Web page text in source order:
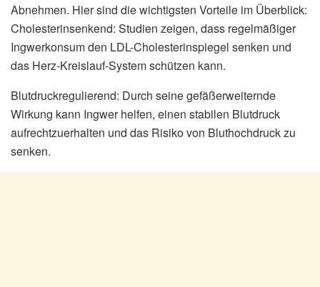
Abnehmen. Hier sind die wichtigsten Vorteile im Überblick:
Cholesterinsenkend: Studien zeigen, dass regelmäßiger
Ingwerkonsum den LDL-Cholesterinspiegel senken und
das Herz-Kreislauf-System schützen kann.
Blutdruckregulierend: Durch seine gefäßerweiternde
Wirkung kann Ingwer helfen, einen stabilen Blutdruck
aufrechtzuerhalten und das Risiko von Bluthochdruck zu
senken.